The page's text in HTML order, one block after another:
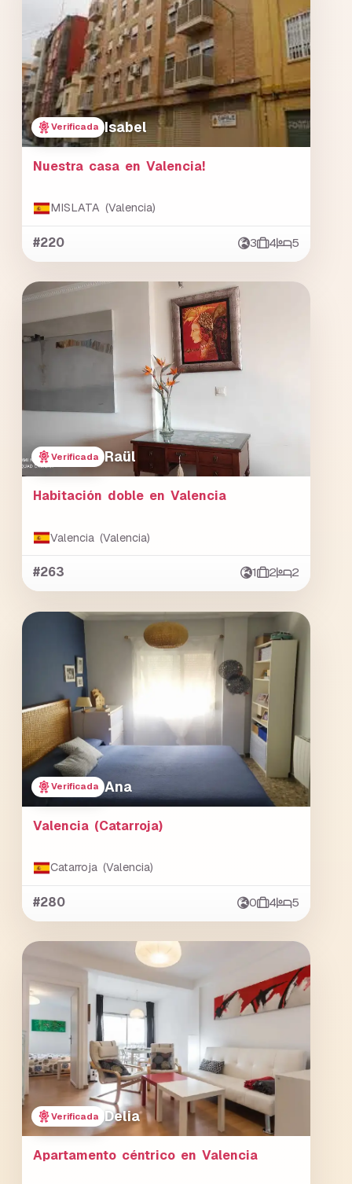
Verificada Isabel
Nuestra casa en Valencia!
MISLATA (Valencia)
#220 3 4 5
Verificada Raül
Habitación doble en Valencia
Valencia (Valencia)
#263 1 2 2
Verificada Ana
Valencia (Catarroja)
Catarroja (Valencia)
#280 0 4 5
Verificada Delia
Apartamento céntrico en Valencia